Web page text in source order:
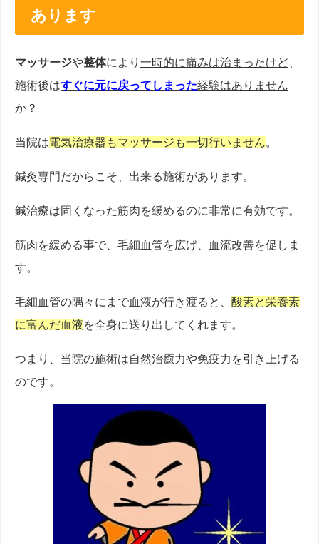
あります
マッサージや整体により 一時的に痛みは治まったけど
施術後はすぐに元に戻ってしまった経験はありません
か ？
当院は電気治療器もマッサージも一切行いません
鍼灸専門だからこそ、出来る施術があります。
鍼治療は固くなった筋肉を緩めるのに非常に有効です。
筋肉を緩める事で、毛細血管を広げ、血流改善を促しま
す。
毛細血管の隅々にまで血液が行き渡ると、 酸素と栄養素
に富んだ血液を全身に送り出してくれます。
つまり、当院の施術は自然治癒力や免疫力を引き上げる
のです。